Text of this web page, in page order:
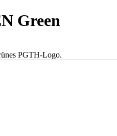
Green
PGTH-Logo.